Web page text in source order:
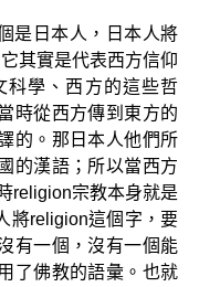
是日本人，日本人將
其實是代表西方信仰
科學、西方的這些哲
時從西方傳到東方的
的。那日本人他們所
的漢語；所以當西方
religion宗教本身就是
將religion這個字，要
有一個，沒有一個能
了佛教的語彙。也就